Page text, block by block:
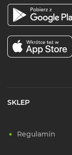
SKLEP
Regulamin